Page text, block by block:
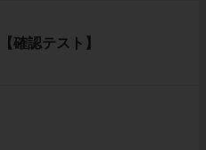
確認テスト】